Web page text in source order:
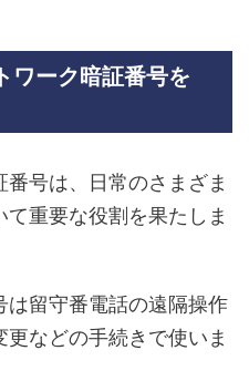
ワーク暗証番号を
番号は、日常のさまざま
重要な役割を果たしま
は留守番電話の遠隔操作
などの手続きで使いま